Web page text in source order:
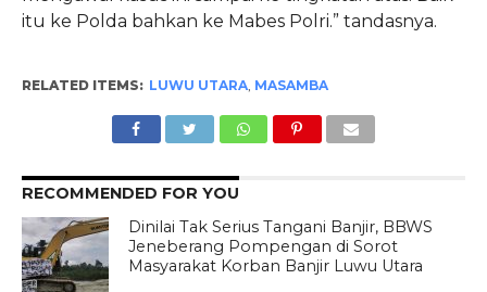
itu ke Polda bahkan ke Mabes Polri.” tandasnya.
RELATED ITEMS: LUWU UTARA, MASAMBA
RECOMMENDED FOR YOU
Dinilai Tak Serius Tangani Banjir, BBWS
Jeneberang Pompengan di Sorot
Masyarakat Korban Banjir Luwu Utara